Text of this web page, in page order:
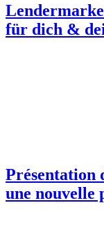
für dich &
Présentation
une nouvelle